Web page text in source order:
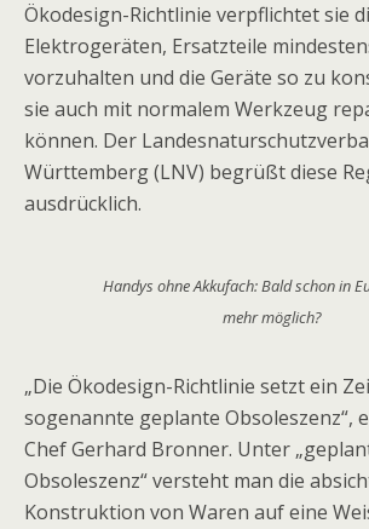
Ökodesign-Richtlinie verpflichtet sie
Elektrogeräten, Ersatzteile
vorzuhalten und die Geräte so zu
sie auch mit normalem Werkzeug
können. Der
Württemberg (LNV) begrüßt diese
ausdrücklich.
Handys ohne Akkufach: Bald schon in
mehr möglich?
„Die Ökodesign-Richtlinie setzt ein
sogenannte geplante Obsoleszenz“,
Chef Gerhard Bronner. Unter
Obsoleszenz“ versteht man die
Konstruktion von Waren auf eine